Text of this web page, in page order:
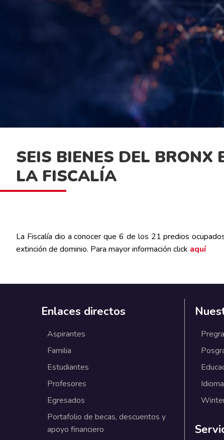
SEIS BIENES DEL
LA FISCALÍA
La Fiscalía dio a conocer que 6 de los 21 predios
extinción de dominio. Para mayor información click aquí
Enlaces directos
Aspirantes
Familia
Estudiantes
Profesores
Egresados
Portafolio de becas, descuentos y
apoyo financiero